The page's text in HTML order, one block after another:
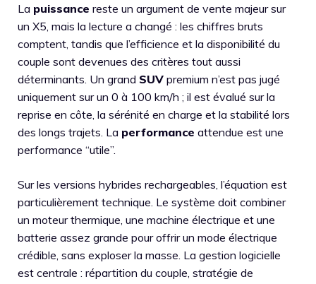
La puissance reste un argument de vente majeur sur
un X5, mais la lecture a changé : les chiffres bruts
comptent, tandis que l’efficience et la disponibilité du
couple sont devenues des critères tout aussi
déterminants. Un grand SUV premium n’est pas jugé
uniquement sur un 0 à 100 km/h ; il est évalué sur la
reprise en côte, la sérénité en charge et la stabilité lors
des longs trajets. La performance attendue est une
performance “utile”.
Sur les versions hybrides rechargeables, l’équation est
particulièrement technique. Le système doit combiner
un moteur thermique, une machine électrique et une
batterie assez grande pour offrir un mode électrique
crédible, sans exploser la masse. La gestion logicielle
est centrale : répartition du couple, stratégie de